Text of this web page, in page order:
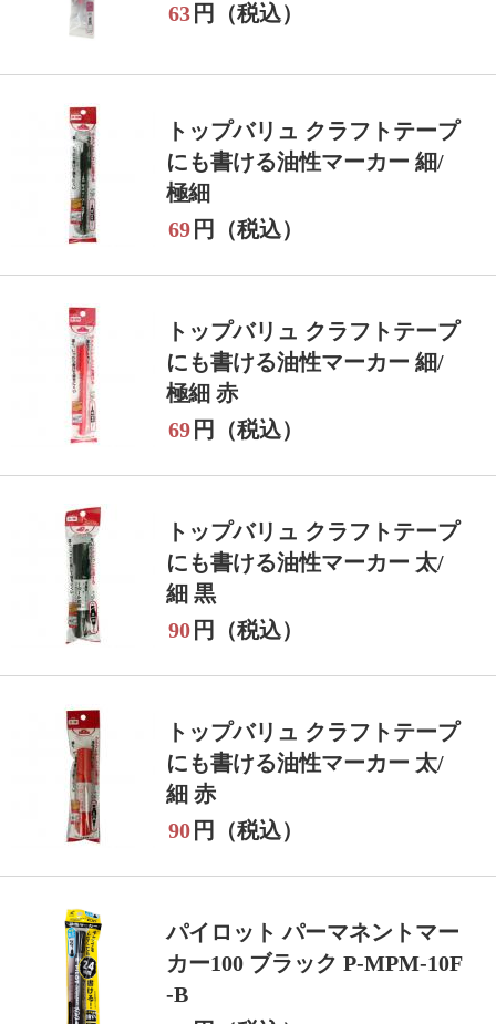
63 円（税込）
トップバリュ クラフトテープ
にも書ける油性マーカー 細/
極細
69 円（税込）
トップバリュ クラフトテープ
にも書ける油性マーカー 細/
極細 赤
69 円（税込）
トップバリュ クラフトテープ
にも書ける油性マーカー 太/
細 黒
90 円（税込）
トップバリュ クラフトテープ
にも書ける油性マーカー 太/
細 赤
90 円（税込）
パイロット パーマネントマー
カー100 ブラック P-MPM-10F
-B